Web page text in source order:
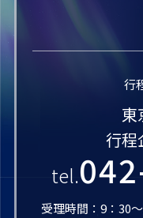
行
東
行程
tel.
受理時間：9：30